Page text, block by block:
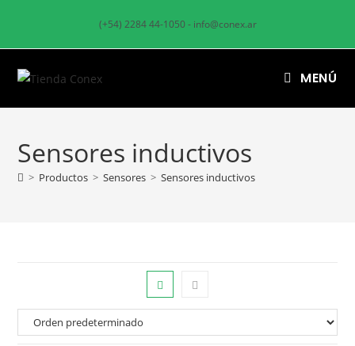
(+54) 2284 44-1050 - info@conex.ar
MENÚ
Sensores inductivos
> Productos > Sensores > Sensores inductivos